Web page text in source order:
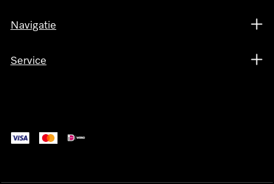
Navigatie
Service